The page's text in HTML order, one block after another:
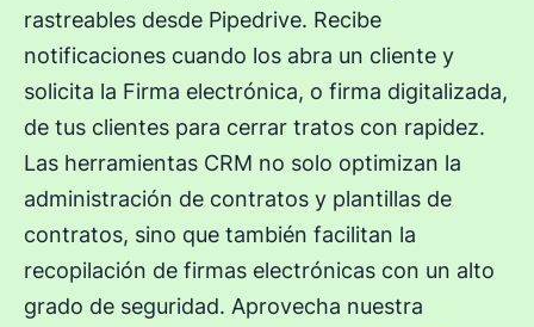
rastreables desde Pipedrive. Recibe
notificaciones cuando los abra un cliente y
solicita la Firma electrónica, o firma digitalizada,
de tus clientes para cerrar tratos con rapidez.
Las herramientas CRM no solo optimizan la
administración de contratos y plantillas de
contratos, sino que también facilitan la
recopilación de firmas electrónicas con un alto
grado de seguridad. Aprovecha nuestra